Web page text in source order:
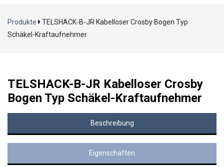
Produkte
TELSHACK-B-JR Kabelloser Crosby Bogen Typ
Schäkel-Kraftaufnehmer
TELSHACK-B-JR Kabelloser Crosby
Bogen Typ Schäkel-Kraftaufnehmer
Beschreibung
Eigenschaften